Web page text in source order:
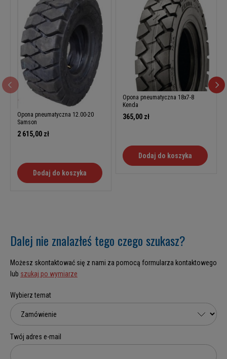
Opona pneumatyczna 12.00-20
Samson
2 615,00 zł
Dodaj do koszyka
Opona pneumatyczna 18x7-8
Kenda
365,00 zł
Dodaj do koszyka
Dalej nie znalazłeś tego czego szukasz?
Możesz skontaktować się z nami za pomocą formularza kontaktowego
lub szukaj po wymiarze